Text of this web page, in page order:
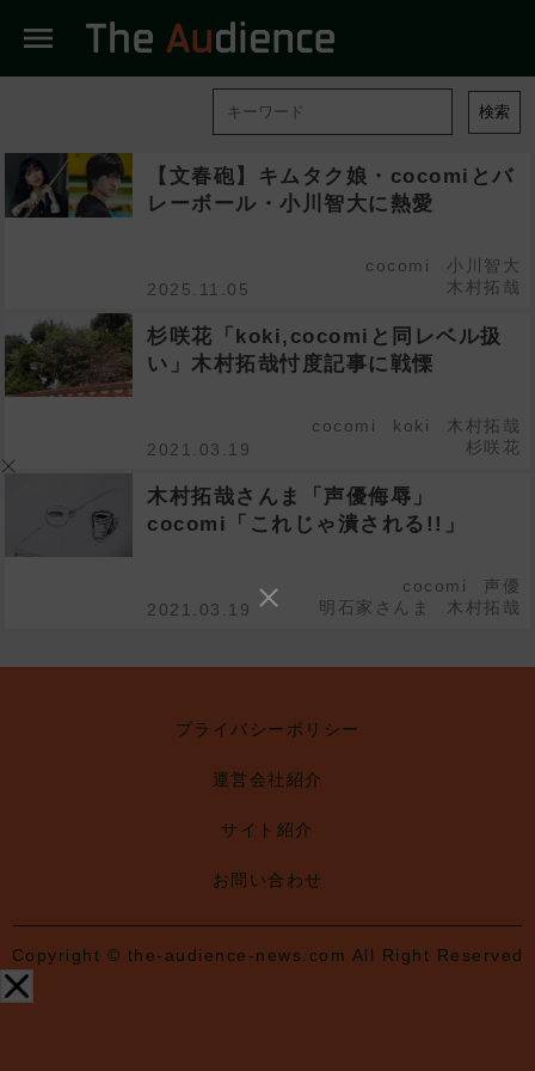
menu
検索
【文春砲】キムタク娘・cocomiとバ
レーボール・小川智大に熱愛
2025.11.05
cocomi
小川智大
木村拓哉
杉咲花「koki,cocomiと同レベル扱
い」木村拓哉忖度記事に戦慄
2021.03.19
cocomi koki
木村拓哉
杉咲花
木村拓哉さんま「声優侮辱」
cocomi「これじゃ潰される!!」
2021.03.19
cocomi
声優
明石家さんま
木村拓哉
プライバシーポリシー
運営会社紹介
サイト紹介
お問い合わせ
Copyright © the-audience-news.com All Right Reserved